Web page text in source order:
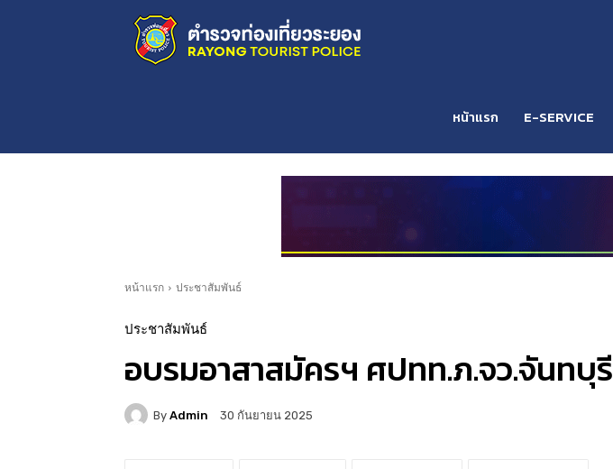
หน้าแรก E-SERVICE
หน้าแรก ประชาสัมพันธ์
ประชาสัมพันธ์
อบรมอาสาสมัครฯ ศปทท.ภ.จว.จันทบุรี
By Admin 30 กันยายน 2025